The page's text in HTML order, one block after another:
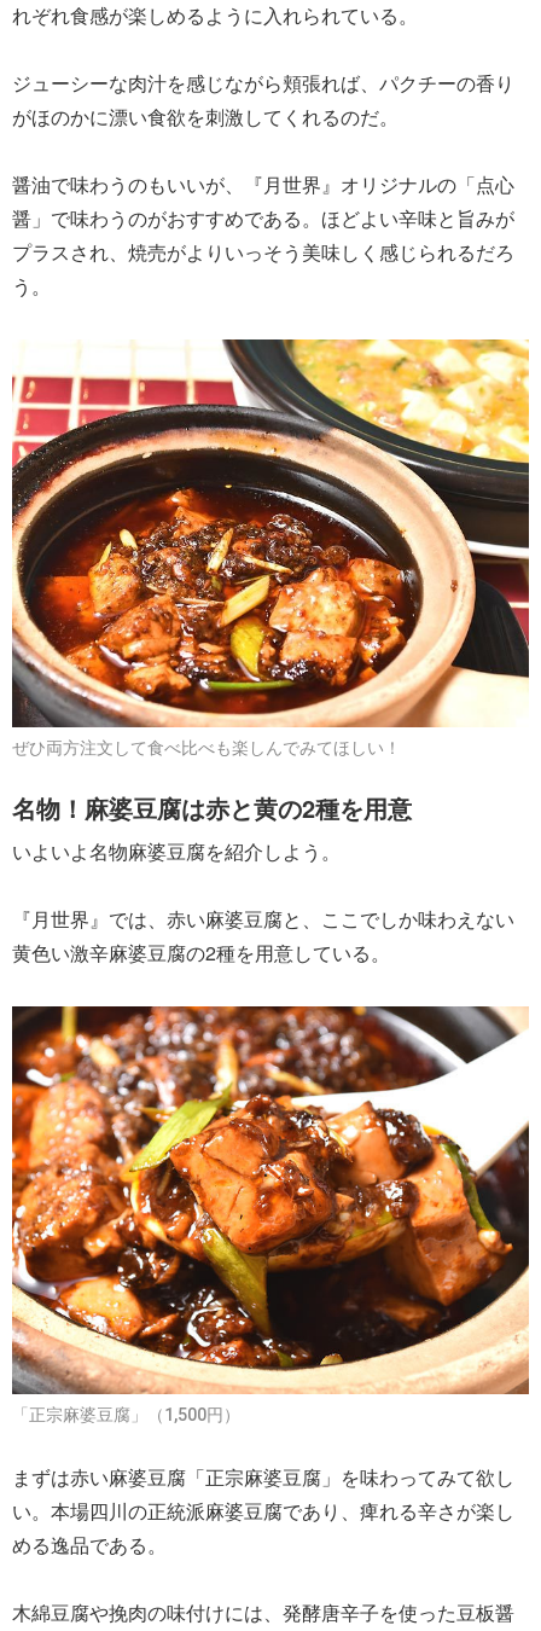
れぞれ食感が楽しめるように入れられている。
ジューシーな肉汁を感じながら頬張れば、パクチーの香り
がほのかに漂い食欲を刺激してくれるのだ。
醤油で味わうのもいいが、『月世界』オリジナルの「点心
醤」で味わうのがおすすめである。ほどよい辛味と旨みが
プラスされ、焼売がよりいっそう美味しく感じられるだろ
う。
ぜひ両方注文して食べ比べも楽しんでみてほしい！
名物！麻婆豆腐は赤と黄の2種を用意
いよいよ名物麻婆豆腐を紹介しよう。
『月世界』では、赤い麻婆豆腐と、ここでしか味わえない
黄色い激辛麻婆豆腐の2種を用意している。
「正宗麻婆豆腐」（1,500円）
まずは赤い麻婆豆腐「正宗麻婆豆腐」を味わってみて欲し
い。本場四川の正統派麻婆豆腐であり、痺れる辛さが楽し
める逸品である。
木綿豆腐や挽肉の味付けには、発酵唐辛子を使った豆板醤